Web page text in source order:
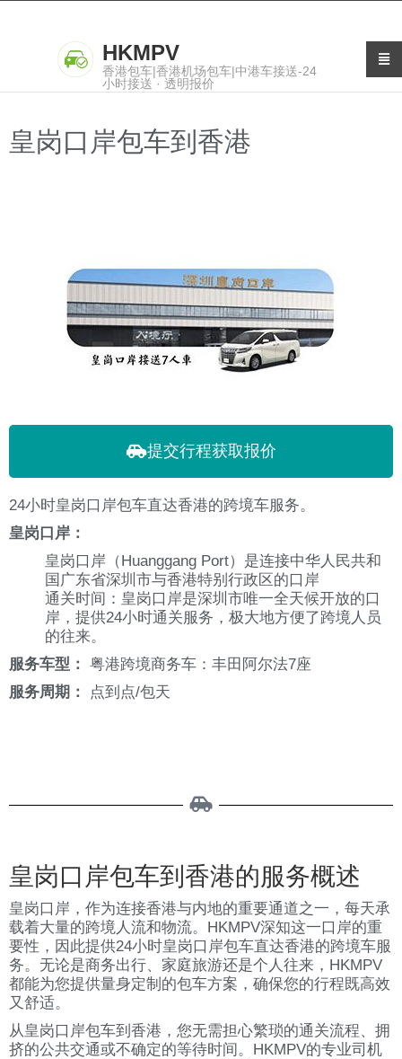
HKMPV
香港包车|香港机场包车|中港车接送-24
小时接送 · 透明报价
皇岗口岸包车到香港
提交行程获取报价​
24小时皇岗口岸包车直达香港的跨境车服务。
皇岗口岸：
皇岗口岸（Huanggang Port）是连接中华人民共和
国广东省深圳市与香港特别行政区的口岸
通关时间：皇岗口岸是深圳市唯一全天候开放的口
岸，提供24小时通关服务，极大地方便了跨境人员
的往来。
服务车型： 粤港跨境商务车：丰田阿尔法7座
服务周期：
点到点/包天
皇岗口岸包车到香港的服务概述
皇岗口岸，作为连接香港与内地的重要通道之一，每天承
载着大量的跨境人流和物流。HKMPV深知这一口岸的重
要性，因此提供24小时皇岗口岸包车直达香港的跨境车服
务。无论是商务出行、家庭旅游还是个人往来，HKMPV
都能为您提供量身定制的包车方案，确保您的行程既高效
又舒适。
从皇岗口岸包车到香港，您无需担心繁琐的通关流程、拥
挤的公共交通或不确定的等待时间。HKMPV的专业司机